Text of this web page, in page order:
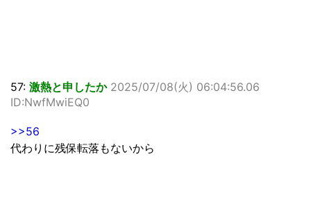
57: 激熱と申したか 2025/07/08(火) 06:04:56.06
ID:NwfMwiEQ0
>>56
代わりに残保転落もないから